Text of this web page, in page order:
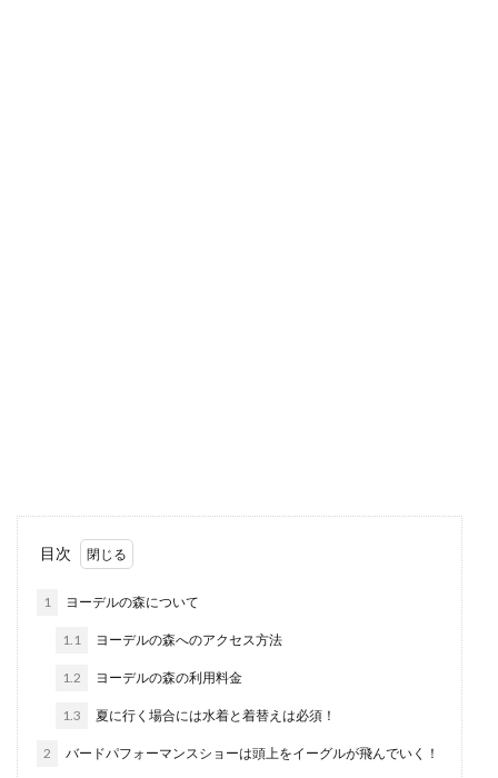
目次
1 ヨーデルの森について
1.1 ヨーデルの森へのアクセス方法
1.2 ヨーデルの森の利用料金
1.3 夏に行く場合には水着と着替えは必須！
2 バードパフォーマンスショーは頭上をイーグルが飛んでいく！